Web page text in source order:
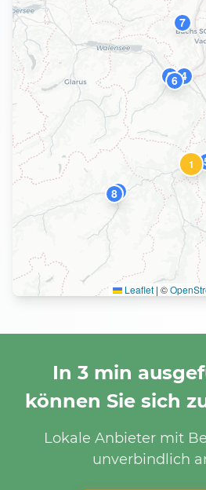
1
2 4
6
7
89
Leaflet | ©
In 3 min
können Sie sich
Lokale Anbieter mit
unverbindlich